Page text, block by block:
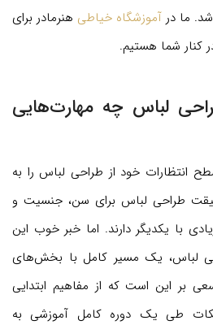
ما در آموزشگاه خیاطی هنرمادر برای
کنار شما هستیم.
لباس چه مهارت‌هایی
انتظارات خود از طراحی لباس را به
طراحی لباس برای سن، جنسیت و
با یکدیگر دارند. اما خبر خوب این
لباس، یک مسیر کامل با بخش‌های
بر این است که از مفاهیم ابتدایی
طی یک دوره کامل آموزشی به